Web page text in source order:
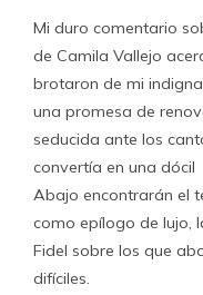
Mi duro comentario
de Camila Vallejo
brotaron de mi
una promesa de
seducida ante los
convertía en una
Abajo encontrarán el
como epílogo de lujo,
Fidel sobre los que
difíciles.